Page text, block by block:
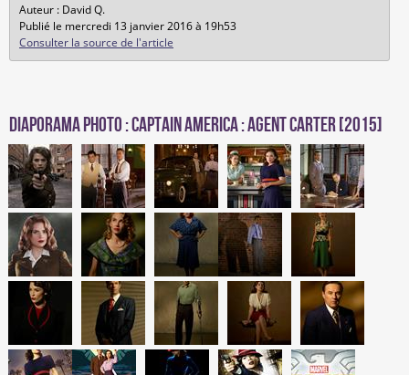
Auteur : David Q.
Publié le mercredi 13 janvier 2016 à 19h53
Consulter la source de l'article
Diaporama photo : Captain America : Agent Carter [2015]